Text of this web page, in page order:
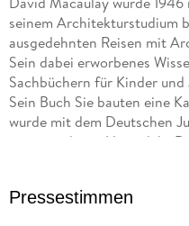
seinem Architekturstudium
ausgedehnten Reisen mit
Sein dabei erworbenes
Sachbüchern für Kinder
Sein Buch Sie bauten eine
wurde mit dem Deutschen
ausgezeichnet. Heute lebt
Pressestimmen